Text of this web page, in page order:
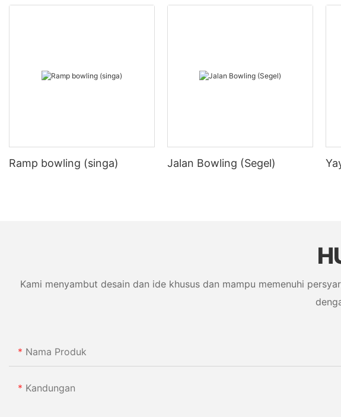
Ramp bowling (singa) Jalan Bowling (Segel)
Kami menyambut desain dan ide khusus dan mampu memenuhi
Nama Produk
Kandungan